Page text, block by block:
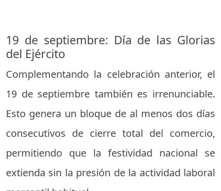
19 de septiembre: Día de las Glorias
del Ejército
Complementando la celebración anterior, el
19 de septiembre también es irrenunciable.
Esto genera un bloque de al menos dos días
consecutivos de cierre total del comercio,
permitiendo que la festividad nacional se
extienda sin la presión de la actividad laboral